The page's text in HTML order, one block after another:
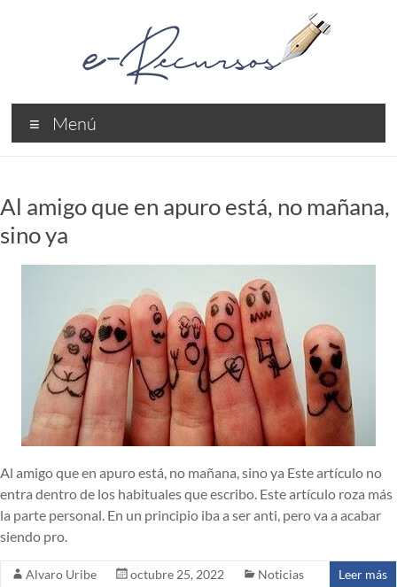
e-
Recursos
Profesionales
Menú
Al amigo que en apuro está, no mañana,
sino ya
Al amigo que en apuro está, no mañana, sino ya Este artículo no
entra dentro de los habituales que escribo. Este artículo roza más
la parte personal. En un principio iba a ser anti, pero va a acabar
siendo pro.
Alvaro Uribe octubre 25, 2022 Noticias Leer más